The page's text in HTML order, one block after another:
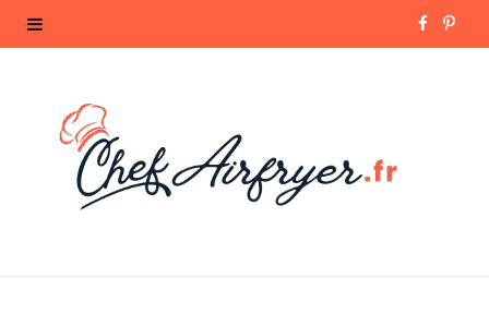
P